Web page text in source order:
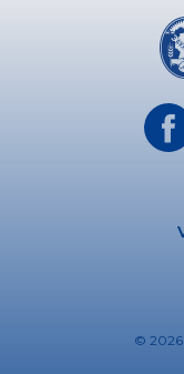
© 2026